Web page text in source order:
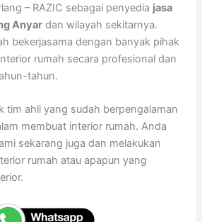
– RAZIC sebagai penyedia jasa
Anyar dan wilayah sekitarnya.
bekerjasama dengan banyak pihak
rumah secara profesional dan
tahun.
tim ahli yang sudah berpengalaman
membuat interior rumah. Anda
sekarang juga dan melakukan
rumah atau apapun yang